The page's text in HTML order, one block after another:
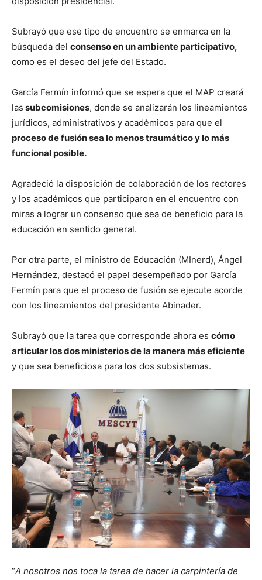
Subrayó que ese tipo de encuentro se enmarca en la
búsqueda del consenso en un ambiente participativo,
como es el deseo del jefe del Estado.
García Fermín informó que se espera que el MAP creará
las subcomisiones, donde se analizarán los lineamientos
jurídicos, administrativos y académicos para que el
proceso de fusión sea lo menos traumático y lo más
funcional posible.
Agradeció la disposición de colaboración de los rectores
y los académicos que participaron en el encuentro con
miras a lograr un consenso que sea de beneficio para la
educación en sentido general.
Por otra parte, el ministro de Educación (MInerd), Ángel
Hernández, destacó el papel desempeñado por García
Fermín para que el proceso de fusión se ejecute acorde
con los lineamientos del presidente Abinader.
Subrayó que la tarea que corresponde ahora es cómo
articular los dos ministerios de la manera más eficiente
y que sea beneficiosa para los dos subsistemas.
“A nosotros nos toca la tarea de hacer la carpintería de